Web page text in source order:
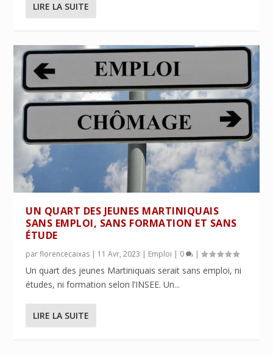
LIRE LA SUITE
UN QUART DES JEUNES MARTINIQUAIS
SANS EMPLOI, SANS FORMATION ET SANS
ÉTUDE
parflorencecaixas | 11 Avr, 2023 | Emploi | 0 |
Un quart des jeunes Martiniquais serait sans emploi, ni
études, ni formation selon l’INSEE. Un...
LIRE LA SUITE